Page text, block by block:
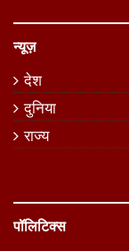
न्यूज़
देश
दुनिया
राज्य
पॉलिटिक्स